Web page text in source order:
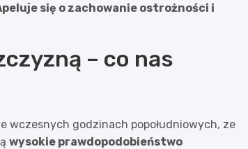
się o zachowanie ostrożności i
– co nas
wczesnych godzinach popołudniowych, ze
wysokie prawdopodobieństwo